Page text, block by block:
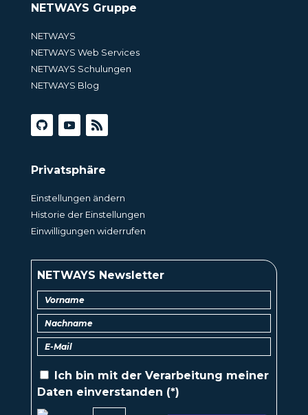
NETWAYS Gruppe
NETWAYS
NETWAYS Web Services
NETWAYS Schulungen
NETWAYS Blog
Privatsphäre
Einstellungen ändern
Historie der Einstellungen
Einwilligungen widerrufen
NETWAYS Newsletter
Ich bin mit der Verarbeitung meiner
Daten einverstanden (*)